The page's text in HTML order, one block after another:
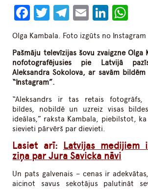
Facebook
Twitter
Telegram
Email
Olga Kambala. Foto izgūts no Instagram
Pašmāju televīzijas šovu zvaigzne
nofotografējusies pie Latvijā
Aleksandra Sokolova, ar savām
“Instagram”.
“Aleksandrs ir tas retais fotogrāfs,
bildes, nobildē un uzreiz visas
ideālas,” raksta Kambala, piebilstot,
sievieti pārvērš par dievieti.
Lasiet arī: Latvijas medijiem
ziņa par Jura Savicka nāvi
Un pats galvenais – cenas ir
aicinot savus sekotājus palutināt